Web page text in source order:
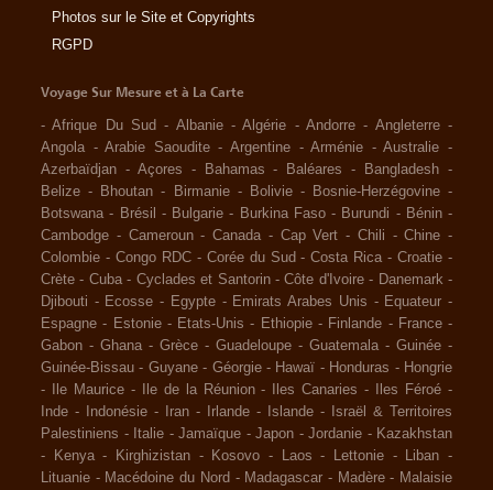
Photos sur le Site et Copyrights
RGPD
Voyage Sur Mesure et à La Carte
-Afrique Du Sud - Albanie -Algérie -Andorre - Angleterre -
Angola -Arabie Saoudite -Argentine -Arménie -Australie -
Azerbaïdjan - Açores - Bahamas - Baléares - Bangladesh -
Belize - Bhoutan - Birmanie - Bolivie - Bosnie-Herzégovine -
Botswana - Brésil - Bulgarie - Burkina Faso - Burundi - Bénin -
Cambodge - Cameroun - Canada - Cap Vert - Chili -Chine -
Colombie - Congo RDC - Corée du Sud -Costa Rica -Croatie -
Crète - Cuba - Cyclades et Santorin -Côte d'Ivoire - Danemark -
Djibouti - Ecosse - Egypte - Emirats Arabes Unis - Equateur -
Espagne - Estonie - Etats-Unis - Ethiopie - Finlande - France -
Gabon - Ghana - Grèce - Guadeloupe - Guatemala - Guinée -
Guinée-Bissau - Guyane - Géorgie - Hawaï - Honduras - Hongrie
-
Ile Maurice - Ile de la Réunion - Iles Canaries - Iles Féroé -
Inde - Indonésie - Iran - Irlande - Islande -
Israël & Territoires
Palestiniens - Italie - Jamaïque - Japon - Jordanie - Kazakhstan
-
Kenya - Kirghizistan - Kosovo - Laos - Lettonie - Liban -
Lituanie - Macédoine du Nord - Madagascar - Madère - Malaisie